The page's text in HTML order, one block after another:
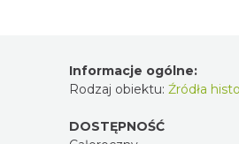
Informacje ogólne:
Rodzaj obiektu: Źródła
DOSTĘPNOŚĆ